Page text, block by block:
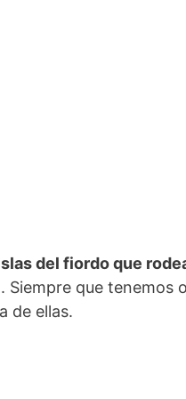
del fiordo que
Siempre que tenemos
de ellas.